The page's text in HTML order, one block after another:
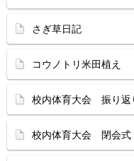
さぎ草日記
コウノトリ米田植え
校内体育大会 振り返
校内体育大会 閉会式